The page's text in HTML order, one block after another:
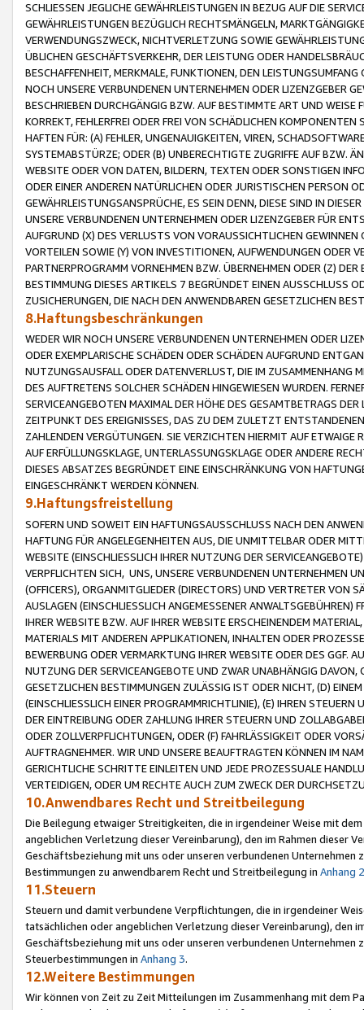
SCHLIESSEN JEGLICHE GEWÄHRLEISTUNGEN IN BEZUG AUF DIE
GEWÄHRLEISTUNGEN BEZÜGLICH RECHTSMÄNGELN,
VERWENDUNGSZWECK, NICHTVERLETZUNG SOWIE
ÜBLICHEN GESCHÄFTSVERKEHR, DER LEISTUNG ODER
BESCHAFFENHEIT, MERKMALE, FUNKTIONEN, DEN
NOCH UNSERE VERBUNDENEN UNTERNEHMEN ODER LIZENZGEBER
BESCHRIEBEN DURCHGÄNGIG BZW. AUF BESTIMMTE ART UND
KORREKT, FEHLERFREI ODER FREI VON SCHÄDLICHEN
HAFTEN FÜR: (A) FEHLER, UNGENAUIGKEITEN, VIREN,
SYSTEMABSTÜRZE; ODER (B) UNBERECHTIGTE ZUGRIFFE AUF BZW.
WEBSITE ODER VON DATEN, BILDERN, TEXTEN ODER SONSTIGEN
ODER EINER ANDEREN NATÜRLICHEN ODER JURISTISCHEN PERSON
GEWÄHRLEISTUNGSANSPRÜCHE, ES SEIN DENN, DIESE SIND IN
UNSERE VERBUNDENEN UNTERNEHMEN ODER LIZENZGEBER FÜR
AUFGRUND (X) DES VERLUSTS VON VORAUSSICHTLICHEN
VORTEILEN SOWIE (Y) VON INVESTITIONEN, AUFWENDUNGEN ODER
PARTNERPROGRAMM VORNEHMEN BZW. ÜBERNEHMEN ODER (Z)
BESTIMMUNG DIESES ARTIKELS 7 BEGRÜNDET EINEN AUSSCHLUSS
ZUSICHERUNGEN, DIE NACH DEN ANWENDBAREN GESETZLICHEN
8.Haftungsbeschränkungen
WEDER WIR NOCH UNSERE VERBUNDENEN UNTERNEHMEN ODER
ODER EXEMPLARISCHE SCHÄDEN ODER SCHÄDEN AUFGRUND
NUTZUNGSAUSFALL ODER DATENVERLUST, DIE IM ZUSAMMENHANG
DES AUFTRETENS SOLCHER SCHÄDEN HINGEWIESEN WURDEN.
SERVICEANGEBOTEN MAXIMAL DER HÖHE DES GESAMTBETRAGS
ZEITPUNKT DES EREIGNISSES, DAS ZU DEM ZULETZT
ZAHLENDEN VERGÜTUNGEN. SIE VERZICHTEN HIERMIT AUF
AUF ERFÜLLUNGSKLAGE, UNTERLASSUNGSKLAGE ODER ANDERE
DIESES ABSATZES BEGRÜNDET EINE EINSCHRÄNKUNG VON
EINGESCHRÄNKT WERDEN KÖNNEN.
9.Haftungsfreistellung
SOFERN UND SOWEIT EIN HAFTUNGSAUSSCHLUSS NACH DEN
HAFTUNG FÜR ANGELEGENHEITEN AUS, DIE UNMITTELBAR ODER
WEBSITE (EINSCHLIESSLICH IHRER NUTZUNG DER
VERPFLICHTEN SICH, UNS, UNSERE VERBUNDENEN UNTERNEHMEN
(OFFICERS), ORGANMITGLIEDER (DIRECTORS) UND VERTRETER VON
AUSLAGEN (EINSCHLIESSLICH ANGEMESSENER
IHRER WEBSITE BZW. AUF IHRER WEBSITE ERSCHEINENDEM
MATERIALS MIT ANDEREN APPLIKATIONEN, INHALTEN ODER
BEWERBUNG ODER VERMARKTUNG IHRER WEBSITE ODER DES GGF.
NUTZUNG DER SERVICEANGEBOTE UND ZWAR UNABHÄNGIG
GESETZLICHEN BESTIMMUNGEN ZULÄSSIG IST ODER NICHT, (D)
(EINSCHLIESSLICH EINER PROGRAMMRICHTLINIE), (E) IHREN
DER EINTREIBUNG ODER ZAHLUNG IHRER STEUERN UND
ODER ZOLLVERPFLICHTUNGEN, ODER (F) FAHRLÄSSIGKEIT ODER
AUFTRAGNEHMER. WIR UND UNSERE BEAUFTRAGTEN KÖNNEN IM
GERICHTLICHE SCHRITTE EINLEITEN UND JEDE PROZESSUALE
VERTEIDIGEN, ODER UM RECHTE AUCH ZUM ZWECK DER
10.Anwendbares Recht und Streitbeilegung
Die Beilegung etwaiger Streitigkeiten, die in irgendeiner Weise mit
angeblichen Verletzung dieser Vereinbarung), den im Rahmen dieser
Geschäftsbeziehung mit uns oder unseren verbundenen
Bestimmungen zu anwendbarem Recht und Streitbeilegung in Anhang 2
11.Steuern
Steuern und damit verbundene Verpflichtungen, die in irgendeiner
tatsächlichen oder angeblichen Verletzung dieser Vereinbarung), den
Geschäftsbeziehung mit uns oder unseren verbundenen
Steuerbestimmungen in Anhang 3.
12.Weitere Bestimmungen
Wir können von Zeit zu Zeit Mitteilungen im Zusammenhang mit dem